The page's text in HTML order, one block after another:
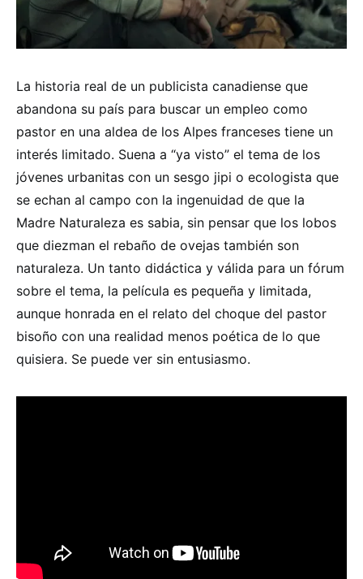
La historia real de un publicista canadiense que
abandona su país para buscar un empleo como
pastor en una aldea de los Alpes franceses tiene un
interés limitado. Suena a “ya visto” el tema de los
jóvenes urbanitas con un sesgo jipi o ecologista que
se echan al campo con la ingenuidad de que la
Madre Naturaleza es sabia, sin pensar que los lobos
que diezman el rebaño de ovejas también son
naturaleza. Un tanto didáctica y válida para un fórum
sobre el tema, la película es pequeña y limitada,
aunque honrada en el relato del choque del pastor
bisoño con una realidad menos poética de lo que
quisiera. Se puede ver sin entusiasmo.